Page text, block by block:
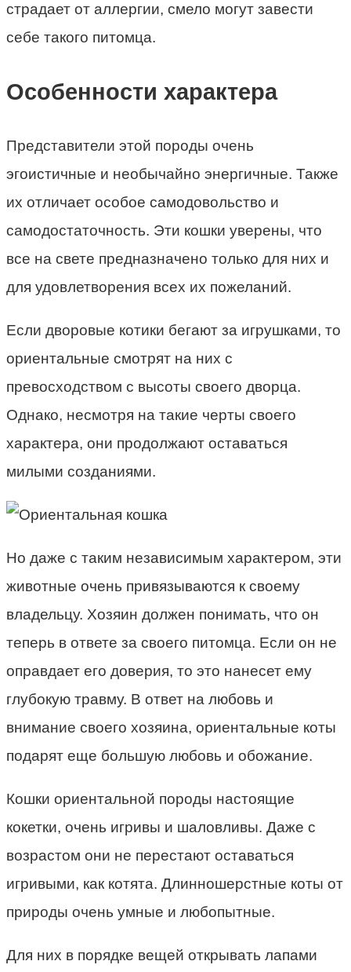
страдает от аллергии, смело могут завести
себе такого питомца.
Особенности характера
Представители этой породы очень
эгоистичные и необычайно энергичные. Также
их отличает особое самодовольство и
самодостаточность. Эти кошки уверены, что
все на свете предназначено только для них и
для удовлетворения всех их пожеланий.
Если дворовые котики бегают за игрушками, то
ориентальные смотрят на них с
превосходством с высоты своего дворца.
Однако, несмотря на такие черты своего
характера, они продолжают оставаться
милыми созданиями.
Но даже с таким независимым характером, эти
животные очень привязываются к своему
владельцу. Хозяин должен понимать, что он
теперь в ответе за своего питомца. Если он не
оправдает его доверия, то это нанесет ему
глубокую травму. В ответ на любовь и
внимание своего хозяина, ориентальные коты
подарят еще большую любовь и обожание.
Кошки ориентальной породы настоящие
кокетки, очень игривы и шаловливы. Даже с
возрастом они не перестают оставаться
игривыми, как котята. Длинношерстные коты от
природы очень умные и любопытные.
Для них в порядке вещей открывать лапами